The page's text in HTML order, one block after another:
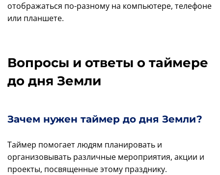
отображаться по-разному на компьютере, телефоне
или планшете.
Вопросы и ответы о таймере
до дня Земли
Зачем нужен таймер до дня Земли?
Таймер помогает людям планировать и
организовывать различные мероприятия, акции и
проекты, посвященные этому празднику.